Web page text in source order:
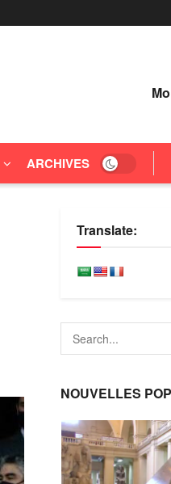
ARCHIVES
Translate:
NOUVELLES